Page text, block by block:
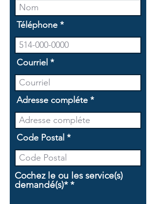
Téléphone
Courriel
Adresse compléte
Code Postal
Cochez le ou les service(s)
demandé(s)* *O